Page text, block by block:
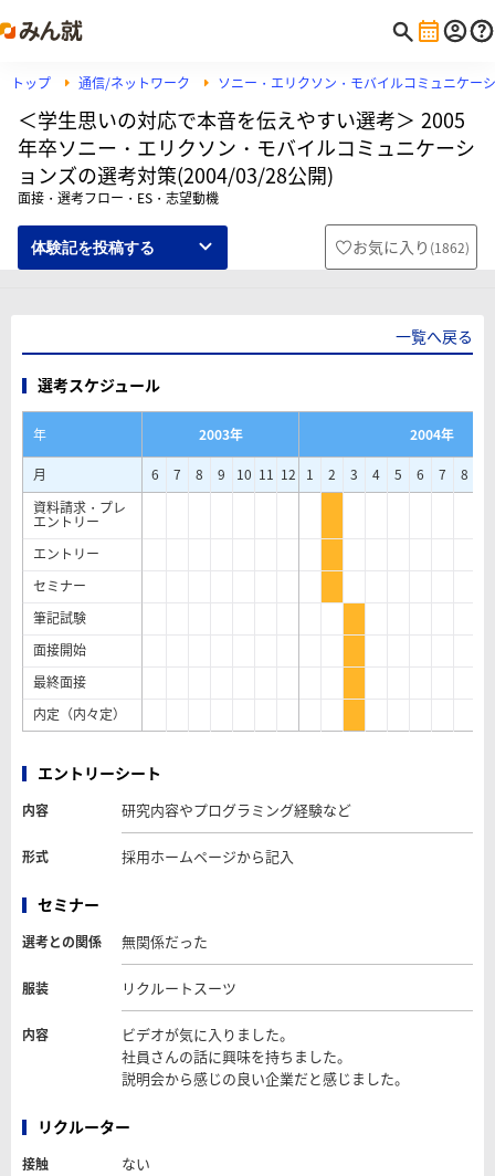
トップ 通信/ネットワーク ソニー・エリクソン・モバイルコミュニケー
＜学生思いの対応で本音を伝えやすい選考＞ 2005
年卒ソニー・エリクソン・モバイルコミュニケーシ
ョンズの選考対策(2004/03/28公開)
面接・選考フロー・ES・志望動機
体験記を投稿する お気に入り (1862)
一覧へ戻る
選考スケジュール
年 2003年
2004年
月
6 7 8 9 10 11 12 1 2 3 4 5 6 7 8
資料請求・プレ
エントリー
エントリー
セミナー
筆記試験
面接開始
最終面接
内定（内々定）
エントリーシート
内容 研究内容やプログラミング経験など
形式 採用ホームページから記入
セミナー
選考との関係 無関係だった
服装 リクルートスーツ
内容
ビデオが気に入りました。
社員さんの話に興味を持ちました。
説明会から感じの良い企業だと感じました。
リクルーター
接触 ない